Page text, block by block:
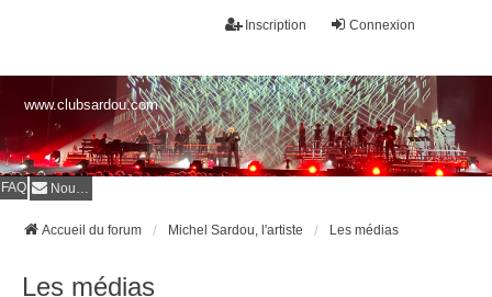
Connexion
Inscription
www.clubsardou.com
FAQ Nous contacter
Accueil du forum Michel Sardou, l'artiste Les médias
Les médias